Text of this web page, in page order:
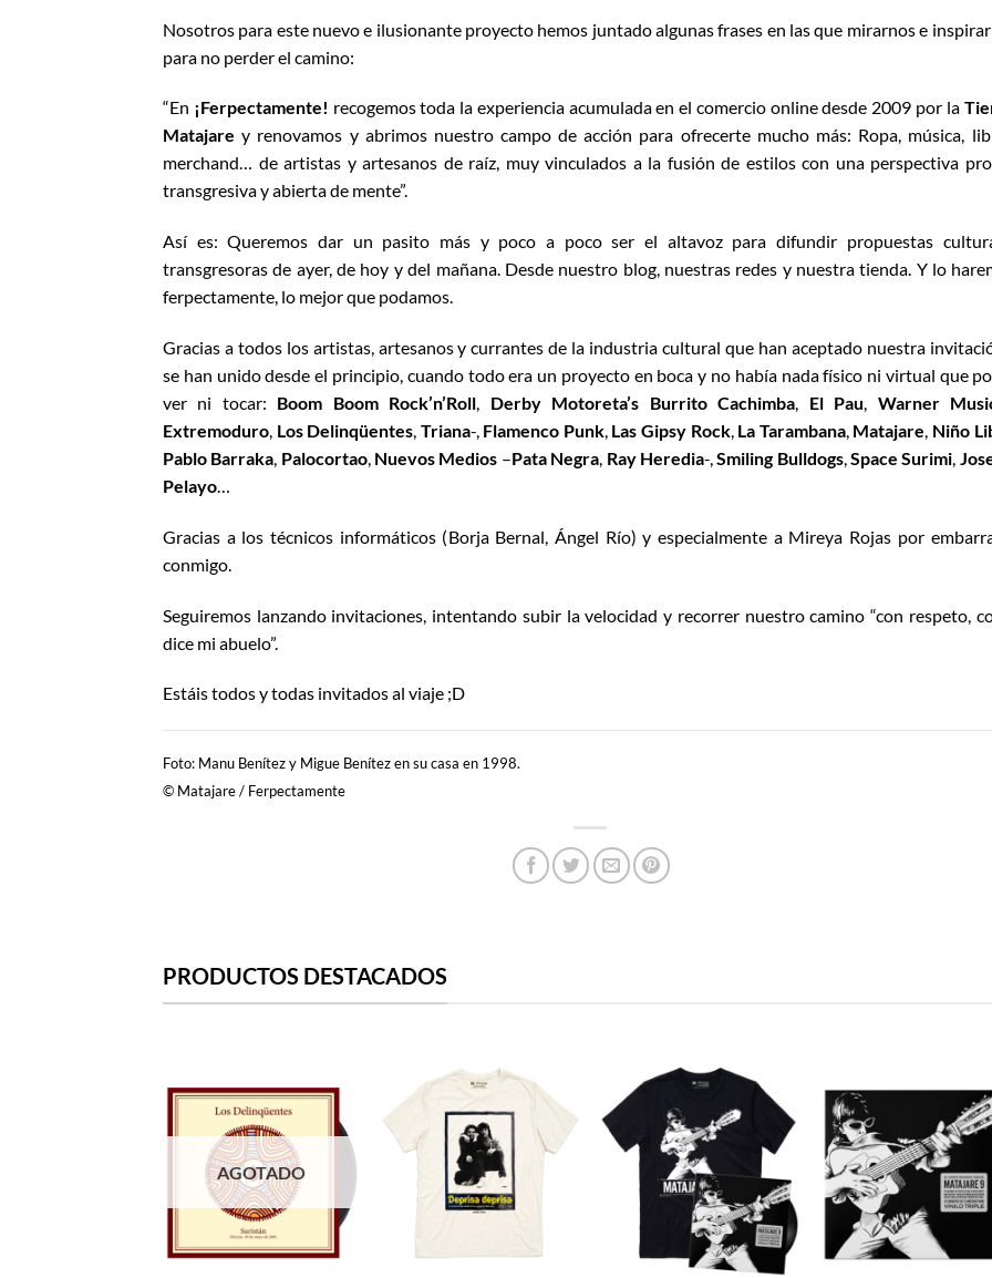
Nosotros para este nuevo e ilusionante proyecto hemos juntado algunas frases en las que mirarnos e
para no perder el camino:
“En ¡Ferpectamente! recogemos toda la experiencia acumulada en el comercio online desde 2009 por la
Matajare y renovamos y abrimos nuestro campo de acción para ofrecerte mucho más: Ropa, música,
merchand… de artistas y artesanos de raíz, muy vinculados a la fusión de estilos con una perspectiva
transgresiva y abierta de mente”.
Así es: Queremos dar un pasito más y poco a poco ser el altavoz para difundir propuestas
transgresoras de ayer, de hoy y del mañana. Desde nuestro blog, nuestras redes y nuestra tienda. Y lo
ferpectamente, lo mejor que podamos.
Gracias a todos los artistas, artesanos y currantes de la industria cultural que han aceptado nuestra
se han unido desde el principio, cuando todo era un proyecto en boca y no había nada físico ni virtual que
ver ni tocar: Boom Boom Rock’n’Roll, Derby Motoreta’s Burrito Cachimba, El Pau, Warner
Extremoduro, Los Delinqüentes, Triana-, Flamenco Punk, Las Gipsy Rock, La Tarambana, Matajare, Niño
Pablo Barraka, Palocortao, Nuevos Medios –Pata Negra, Ray Heredia-,Smiling Bulldogs,Space Surimi,
Pelayo…
Gracias a los técnicos informáticos (Borja Bernal, Ángel Río) y especialmente a Mireya Rojas por
conmigo.
Seguiremos lanzando invitaciones, intentando subir la velocidad y recorrer nuestro camino “con respeto,
dice mi abuelo”.
Estáis todos y todas invitados al viaje ;D
Foto: Manu Benítez y Migue Benítez en su casa en 1998.
© Matajare / Ferpectamente
PRODUCTOS DESTACADOS
AGOTADO